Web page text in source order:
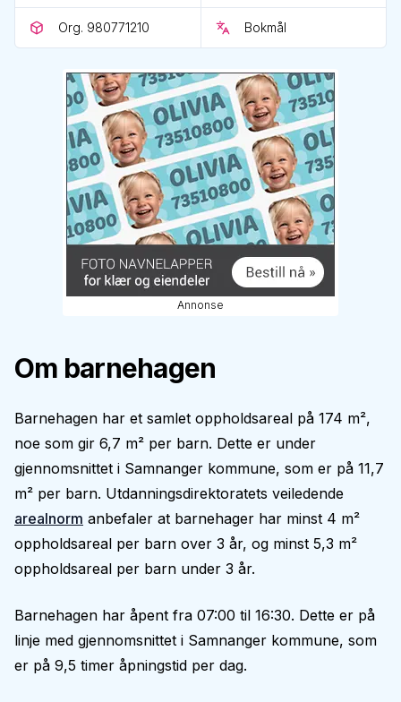
Org. 980771210 Bokmål
Annonse
Om barnehagen
Barnehagen har et samlet oppholdsareal på 174 m²,
noe som gir 6,7 m² per barn. Dette er under
gjennomsnittet i Samnanger kommune, som er på 11,7
m² per barn. Utdanningsdirektoratets veiledende
arealnorm anbefaler at barnehager har minst 4 m²
oppholdsareal per barn over 3 år, og minst 5,3 m²
oppholdsareal per barn under 3 år.
Barnehagen har åpent fra 07:00 til 16:30. Dette er på
linje med gjennomsnittet i Samnanger kommune, som
er på 9,5 timer åpningstid per dag.